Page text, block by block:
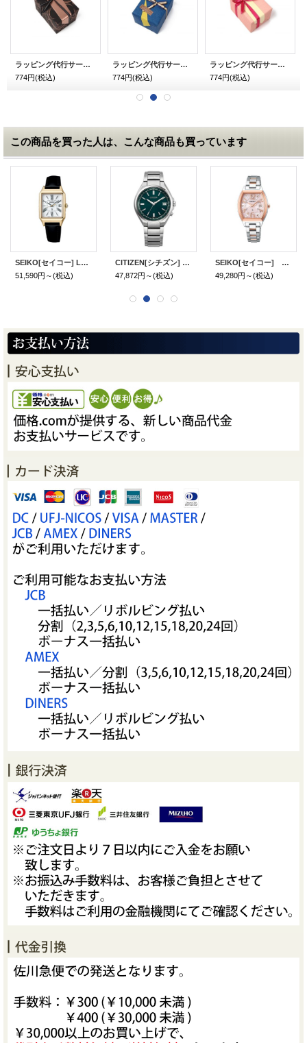
ラッピング代行サービス メンズ用 チョコ
774円(税込)
ラッピング代行サービス メンズ用 和柄 青
774円(税込)
ラッピング代行サービス レディース用 和柄 ピンク
774円(税込)
この商品を買った人は、こんな商品も買っています
SEIKO[セイコー] LUKIA[ルキア] SSVW212 LUKIA Grow（ルキア グロウ） ソーラー電波修正 レディースモデル 正規品
51,590円～(税込)
CITIZEN[シチズン] CITIZEN コレクション CB1160-55W 光発電エコ・ドライブ電波時計 ダイレクトフライト メンズモデル 正規品
47,872円～(税込)
SEIKO[セイコー] LUKIA[ルキア] Essential Collection SSVW214 ソーラー電波 レディースモデル 正規品
49,280円～(税込)